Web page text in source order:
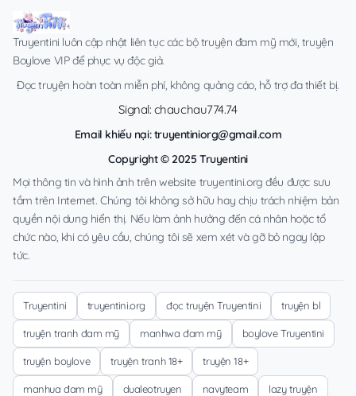
Truyentini luôn cập nhật liên tục các bộ truyện đam mỹ mới, truyện
Boylove VIP để phục vụ độc giả.
Đọc truyện hoàn toàn miễn phí, không quảng cáo, hỗ trợ đa thiết bị.
Signal: chauchau774.74
Email khiếu nại:truyentiniorg@gmail.com
Copyright © 2025 Truyentini
Mọi thông tin và hình ảnh trên website truyentini.org đều được sưu
tầm trên Internet. Chúng tôi không sở hữu hay chịu trách nhiệm bản
quyền nội dung hiển thị. Nếu làm ảnh hưởng đến cá nhân hoặc tổ
chức nào, khi có yêu cầu, chúng tôi sẽ xem xét và gỡ bỏ ngay lập
tức.
Truyentini truyentini.org đọc truyện Truyentini truyện bl
truyện tranh đam mỹ manhwa đam mỹ boylove Truyentini
truyện boylove truyện tranh 18+ truyện 18+
manhua đam mỹ dualeotruyen navyteam lazy truyện